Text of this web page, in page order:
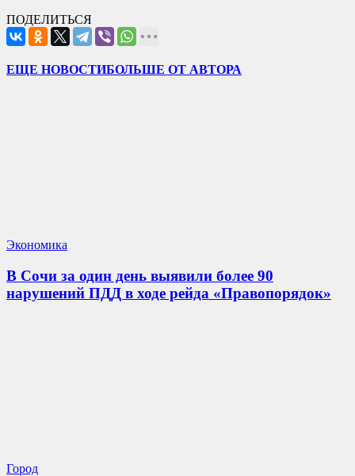
ПОДЕЛИТЬСЯ
ЕЩЕ НОВОСТИБОЛЬШЕ ОТ АВТОРА
Экономика
В Сочи за один день выявили более 90
нарушений ПДД в ходе рейда «Правопорядок»
Город